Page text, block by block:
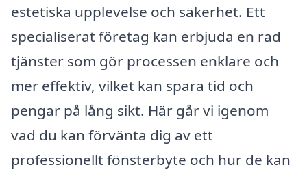
estetiska upplevelse och säkerhet. Ett
specialiserat företag kan erbjuda en rad
tjänster som gör processen enklare och
mer effektiv, vilket kan spara tid och
pengar på lång sikt. Här går vi igenom
vad du kan förvänta dig av ett
professionellt fönsterbyte och hur de kan